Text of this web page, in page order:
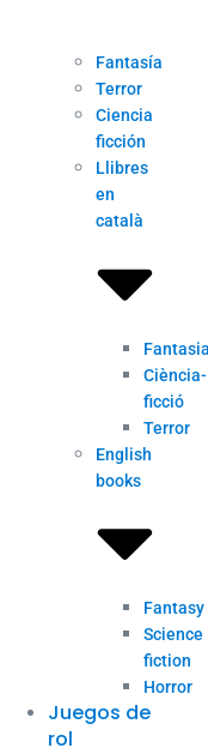
Fantasía
Terror
Ciencia
ficción
Llibres
en
català
Fantasia
Ciència-
ficció
Terror
English
books
Fantasy
Science
fiction
Horror
Juegos de
rol